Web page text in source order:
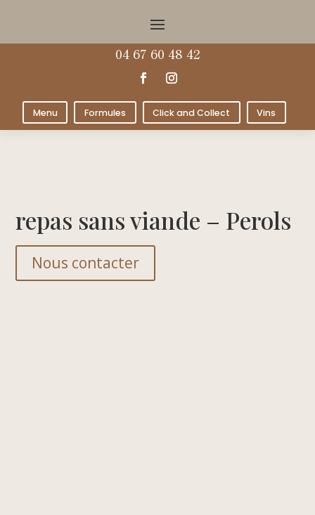
04 67 60 48 42
Menu Formules Click and Collect Vins
repas sans viande – Perols
Nous contacter